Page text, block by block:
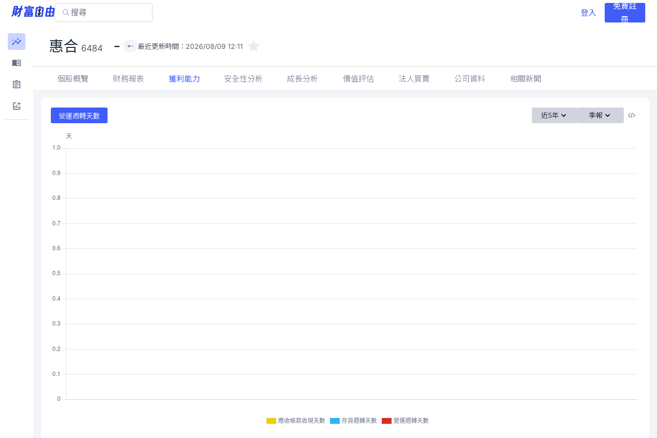
登入
免費註
冊
惠合 6484 - - 最近更新時間： 2026/08/09 12:11
個股概覽 財務報表 獲利能力 安全性分析 成長分析 價值評估 法人買賣 公司資料 相關新聞
營運週轉天數 近5年 季報
應收帳款收現天數 存貨週轉天數 營運週轉天數